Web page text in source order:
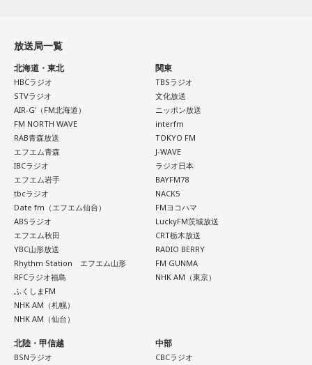
放送局一覧
北海道・東北
HBCラジオ
STVラジオ
AIR-G'（FM北海道）
FM NORTH WAVE
RAB青森放送
エフエム青森
IBCラジオ
エフエム岩手
tbcラジオ
Date fm（エフエム仙台）
ABSラジオ
エフエム秋田
YBC山形放送
Rhythm Station エフエム山形
RFCラジオ福島
ふくしまFM
NHK AM（札幌）
NHK AM（仙台）
関東
TBSラジオ
文化放送
ニッポン放送
interfm
TOKYO FM
J-WAVE
ラジオ日本
BAYFM78
NACK5
FMヨコハマ
LuckyFM茨城放送
CRT栃木放送
RADIO BERRY
FM GUNMA
NHK AM（東京）
北陸・甲信越
BSNラジオ
中部
CBCラジオ